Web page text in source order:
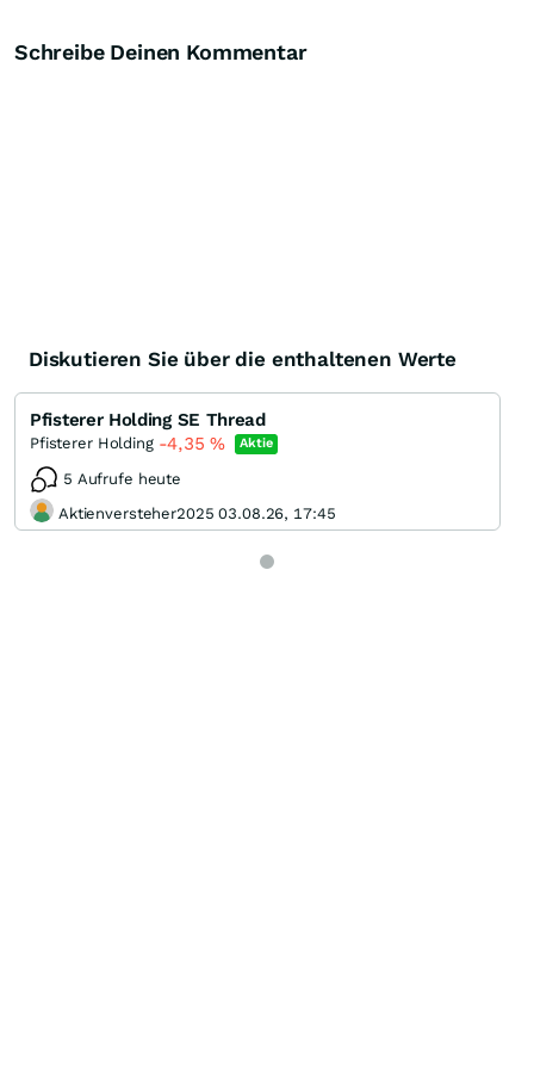
Schreibe Deinen Kommentar
Diskutieren Sie über die enthaltenen Werte
Pfisterer Holding SE Thread
Pfisterer Holding -4,35 % Aktie
5 Aufrufe heute
Aktienversteher2025 03.08.26, 17:45